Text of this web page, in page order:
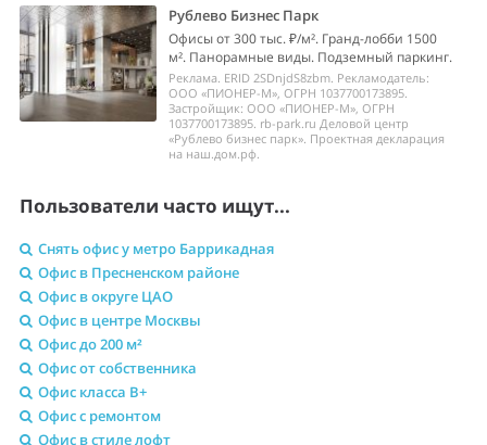
Рублево Бизнес Парк
Офисы от 300 тыс. ₽/м². Гранд-лобби 1500
м². Панорамные виды. Подземный паркинг.
Реклама. ERID 2SDnjdS8zbm. Рекламодатель:
ООО «ПИОНЕР-М», ОГРН 1037700173895.
Застройщик: ООО «ПИОНЕР-М», ОГРН
1037700173895. rb-park.ru Деловой центр
«Рублево бизнес парк». Проектная декларация
на наш.дом.рф.
Пользователи часто ищут...
Снять офис у метро Баррикадная
Офис в Пресненском районе
Офис в округе ЦАО
Офис в центре Москвы
Офис до 200 м²
Офис от собственника
Офис класса B+
Офис с ремонтом
Офис в стиле лофт